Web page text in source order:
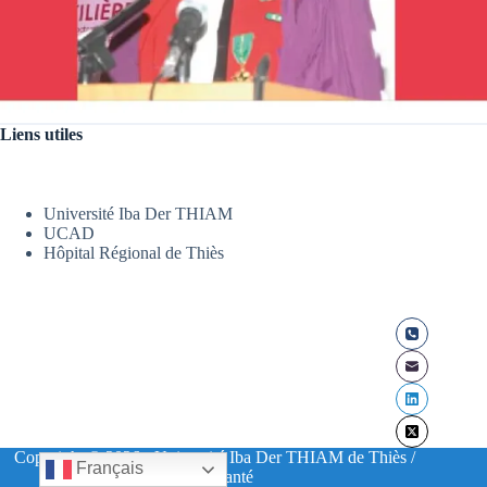
Liens utiles
Université Iba Der THIAM
UCAD
Hôpital Régional de Thiès
Copyright © 2026 - Université Iba Der THIAM de Thiès /
UFR Santé
Français